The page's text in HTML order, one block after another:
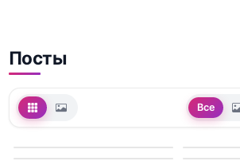
Посты
Все